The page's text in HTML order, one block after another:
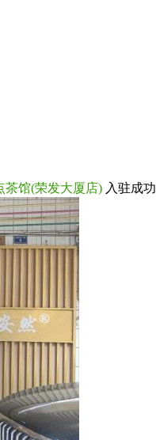
茶馆(荣发大厦店) 入驻成功